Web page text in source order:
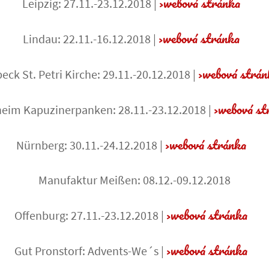
Leipzig: 27.11.-23.12.2018 |
Lindau: 22.11.-16.12.2018 | webová stránka
St. Petri Kirche: 29.11.-20.12.2018 | webová
Kapuzinerpanken: 28.11.-23.12.2018 | webová
Nürnberg: 30.11.-24.12.2018 | webová stránka
Manufaktur Meißen: 08.12.-09.12.2018
Offenburg: 27.11.-23.12.2018 | webová stránka
Gut Pronstorf: Advents-We´s | webová stránka